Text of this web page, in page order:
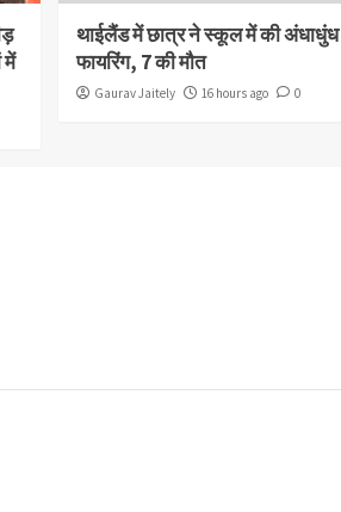
में
थाईलैंड में छात्र ने स्कूल में की अंधाधुंध
फायरिंग, 7 की मौत
Gaurav Jaitely 16 hours ago 0